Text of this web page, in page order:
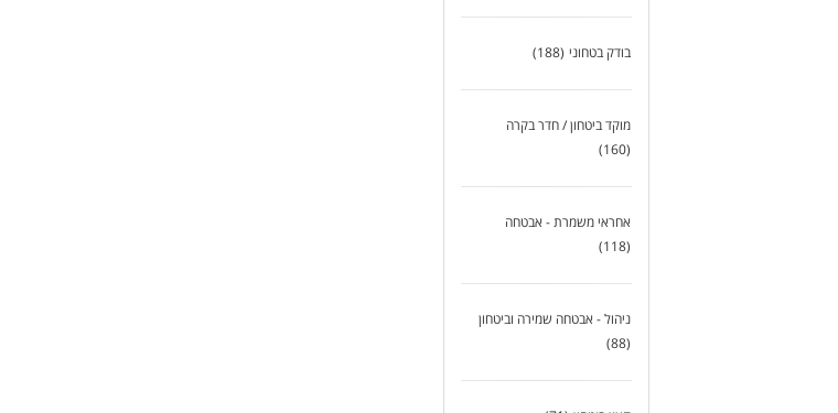
בודק בטחוני (188)
מוקד ביטחון / חדר בקרה
(160)
אחראי משמרת - אבטחה
(118)
ניהול - אבטחה שמירה וביטחון
(88)